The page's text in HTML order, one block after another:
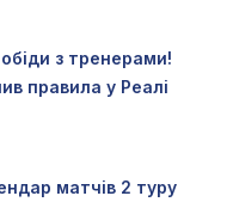
з тренерами!
правила у Реалі
матчів 2 туру